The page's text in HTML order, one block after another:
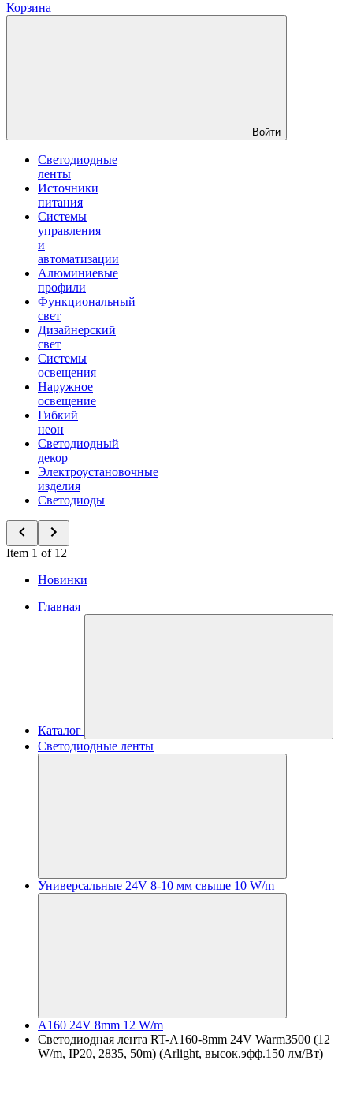
Корзина
Войти
Светодиодные
ленты
Источники
питания
Системы
управления
и
автоматизации
Алюминиевые
профили
Функциональный
свет
Дизайнерский
свет
Системы
освещения
Наружное
освещение
Гибкий
неон
Светодиодный
декор
Электроустановочные
изделия
Светодиоды
Item 1 of 12
Новинки
Главная
Каталог
Светодиодные ленты
Универсальные 24V 8-10 мм свыше 10 W/m
A160 24V 8mm 12 W/m
Светодиодная лента RT-A160-8mm 24V Warm3500 (12
W/m, IP20, 2835, 50m) (Arlight, высок.эфф.150 лм/Вт)